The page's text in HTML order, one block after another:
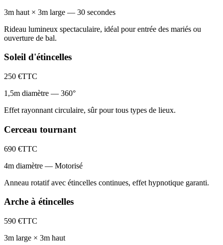
3m haut × 3m large — 30 secondes
Rideau lumineux spectaculaire, idéal pour entrée des mariés ou
ouverture de bal.
Soleil d'étincelles
250 €TTC
1,5m diamètre — 360°
Effet rayonnant circulaire, sûr pour tous types de lieux.
Cerceau tournant
690 €TTC
4m diamètre — Motorisé
Anneau rotatif avec étincelles continues, effet hypnotique garanti.
Arche à étincelles
590 €TTC
3m large × 3m haut